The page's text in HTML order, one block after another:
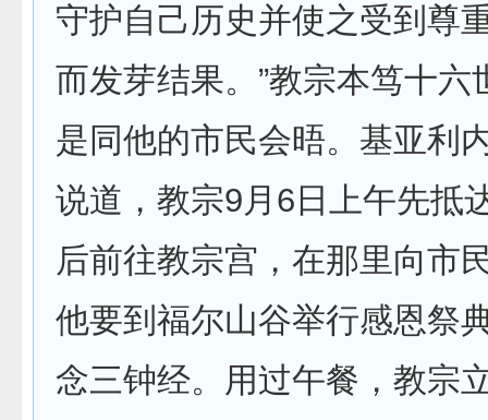
守护自己历史并使之受到尊
而发芽结果。”教宗本笃十六
是同他的市民会晤。基亚利
说道，教宗9月6日上午先抵
后前往教宗宫，在那里向市
他要到福尔山谷举行感恩祭
念三钟经。用过午餐，教宗